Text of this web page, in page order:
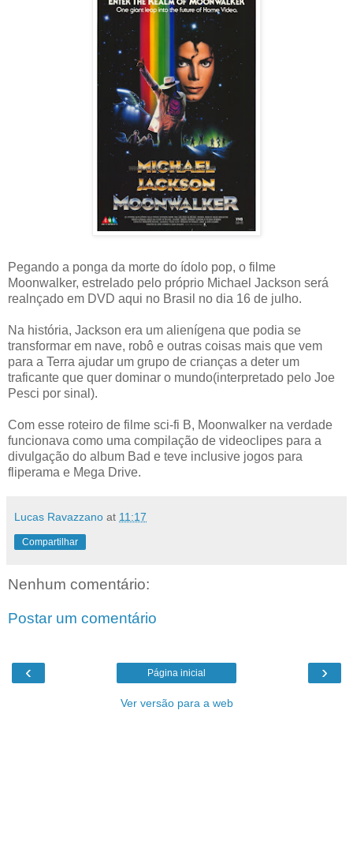
Pegando a ponga da morte do ídolo pop, o filme
Moonwalker, estrelado pelo próprio Michael Jackson será
realnçado em DVD aqui no Brasil no dia 16 de julho.
Na história, Jackson era um alienígena que podia se
transformar em nave, robô e outras coisas mais que vem
para a Terra ajudar um grupo de crianças a deter um
traficante que quer dominar o mundo(interpretado pelo Joe
Pesci por sinal).
Com esse roteiro de filme sci-fi B, Moonwalker na verdade
funcionava como uma compilação de videoclipes para a
divulgação do album Bad e teve inclusive jogos para
fliperama e Mega Drive.
Lucas Ravazzano at 11:17
Compartilhar
Nenhum comentário:
Postar um comentário
‹ ›
Página inicial
Ver versão para a web